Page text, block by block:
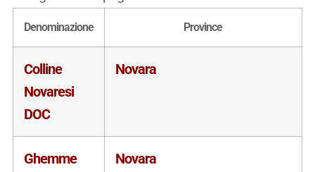
Denominazione Province
Colline
Novaresi
DOC
Novara
Ghemme
Novara